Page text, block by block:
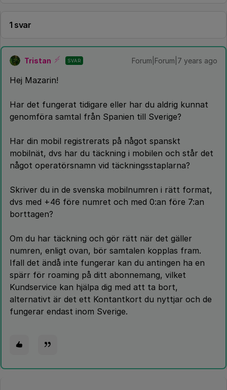
1 svar
Tristan SVAR Forum|Forum|7 years ago
Hej Mazarin!
Har det fungerat tidigare eller har du aldrig kunnat
genomföra samtal från Spanien till Sverige?
Har din mobil registrerats på något spanskt
mobilnät, dvs har du täckning i mobilen och står det
något operatörsnamn vid täckningsstaplarna?
Skriver du in de svenska mobilnumren i rätt format,
dvs med +46 före numret och med 0:an före 7:an
borttagen?
Om du har täckning och gör rätt när det gäller
numren, enligt ovan, bör samtalen kopplas fram.
Ifall det ändå inte fungerar kan du antingen ha en
spärr för roaming på ditt abonnemang, vilket
Kundservice kan hjälpa dig med att ta bort,
alternativt är det ett Kontantkort du nyttjar och de
fungerar endast inom Sverige.